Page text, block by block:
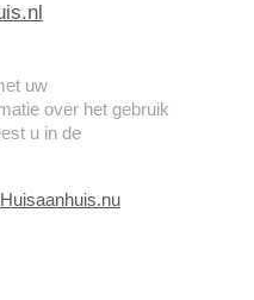
uw
over het gebruik
u in de
Huisaanhuis.nu